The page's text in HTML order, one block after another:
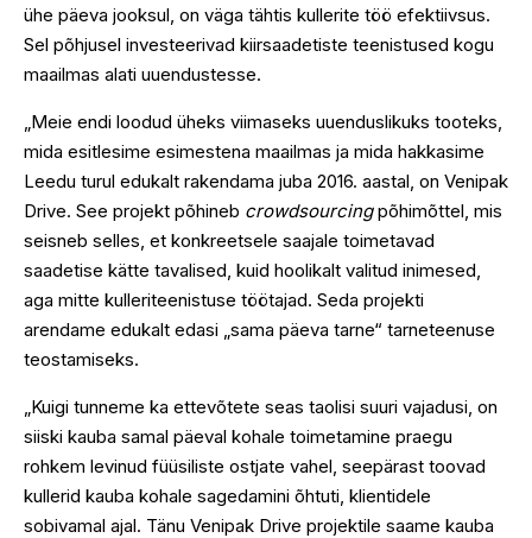
ühe päeva jooksul, on väga tähtis kullerite töö efektiivsus.
Sel põhjusel investeerivad kiirsaadetiste teenistused kogu
maailmas alati uuendustesse.
„Meie endi loodud üheks viimaseks uuenduslikuks tooteks,
mida esitlesime esimestena maailmas ja mida hakkasime
Leedu turul edukalt rakendama juba 2016. aastal, on Venipak
Drive. See projekt põhineb crowdsourcingpõhimõttel, mis
seisneb selles, et konkreetsele saajale toimetavad
saadetise kätte tavalised, kuid hoolikalt valitud inimesed,
aga mitte kulleriteenistuse töötajad. Seda projekti
arendame edukalt edasi „sama päeva tarne“ tarneteenuse
teostamiseks.
„Kuigi tunneme ka ettevõtete seas taolisi suuri vajadusi, on
siiski kauba samal päeval kohale toimetamine praegu
rohkem levinud füüsiliste ostjate vahel, seepärast toovad
kullerid kauba kohale sagedamini õhtuti, klientidele
sobivamal ajal. Tänu Venipak Drive projektile saame kauba